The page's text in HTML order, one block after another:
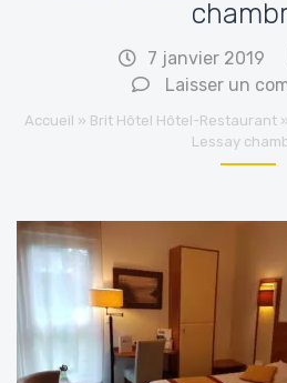
7 janvier 2019
Laisser un
Accueil » Brit Hôtel Hôtel-Restaurant»
Lessay